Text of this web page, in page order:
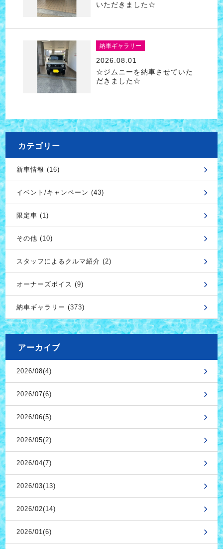
いただきました☆
納車ギャラリー
2026.08.01
☆ジムニーを納車させていた
だきました☆
カテゴリー
新車情報 (16)
イベント/キャンペーン (43)
限定車 (1)
その他 (10)
スタッフによるクルマ紹介 (2)
オーナーズボイス (9)
納車ギャラリー (373)
アーカイブ
2026/08(4)
2026/07(6)
2026/06(5)
2026/05(2)
2026/04(7)
2026/03(13)
2026/02(14)
2026/01(6)